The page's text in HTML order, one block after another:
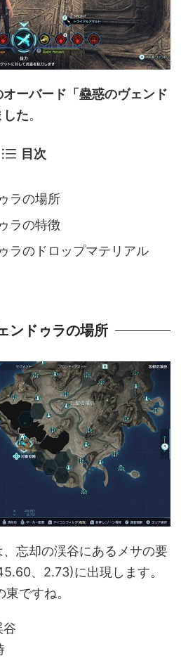
ーバード「蠱惑のヴェンド
した。
目次
ラの場所
ラの特徴
ラのドロップマテリアル
ンドゥラの場所
忘却の渓谷にあるメサの要
、2.73)に出現します。
ですね。
谷